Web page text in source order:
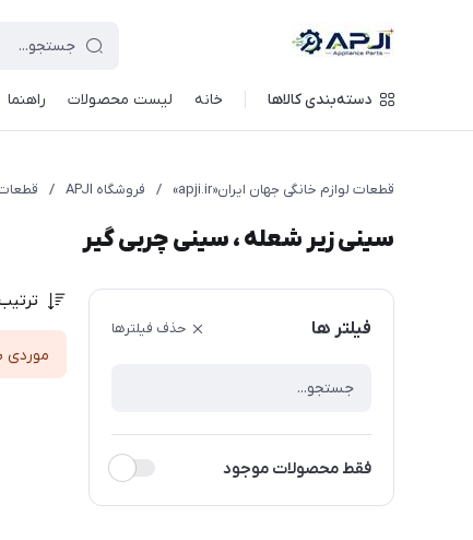
دسته‌بندی کالاها خانه لیست محصولات راهنما
قطعات لوازم خانگی جهان ایران«apji.ir» / فروشگاه APJI / قطعات
سینی زیر شعله ، سینی چربی گیر
فیلتر ها حذف فیلترها
فقط محصولات موجود
موردی